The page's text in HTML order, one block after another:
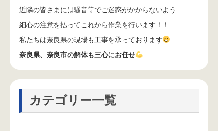
近隣の皆さまには騒音等でご迷惑がかからないよう
細心の注意を払ってこれから作業を行います！！
私たちは奈良県の現場も工事を承っております
奈良県、奈良市の解体も三心にお任せ
カテゴリー一覧